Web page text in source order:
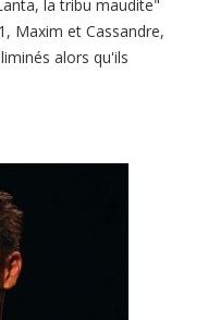
la tribu maudite"
Maxim et Cassandre,
alors qu'ils